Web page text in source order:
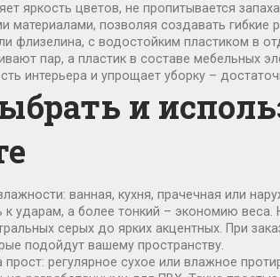
яркость цветов, не пропитывается
материалами, позволяя создавать
флизелина, с водостойким пластиком в
пар, а пластик в составе мебельных
интерьера и упрощает уборку –
и
ванная, кухня, прачечная или
ударам, а более тонкий – экономию
серых до ярких акцентных. При
подойдут вашему пространству.
регулярное сухое или влажное